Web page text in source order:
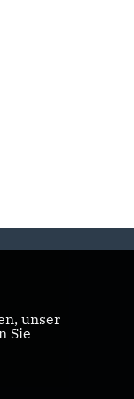
unser
Sie